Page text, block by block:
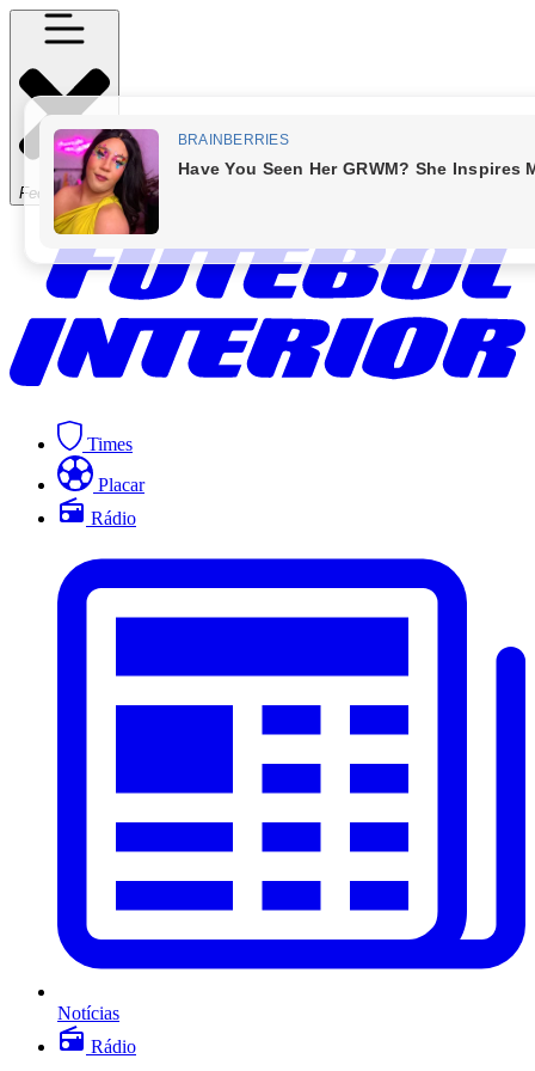
Fechar Menu
Times
Placar
Rádio
Notícias
Rádio